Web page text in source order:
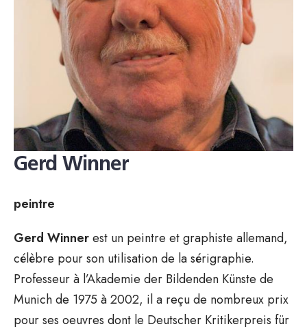
Gerd Winner
peintre
Gerd Winnerest un peintre et graphiste allemand,
célèbre pour son utilisation de la sérigraphie.
Professeur à l’Akademie der Bildenden Künste de
Munich de 1975 à 2002, il a reçu de nombreux prix
pour ses oeuvres dont le Deutscher Kritikerpreis für